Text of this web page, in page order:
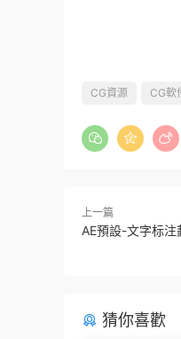
CG資源 CG軟
上一篇
AE預設-文字标
猜你喜歡